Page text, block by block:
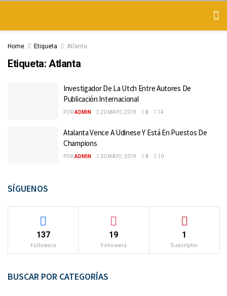
Home Etiqueta Atlanta
Etiqueta: Atlanta
Investigador De La Utch Entre Autores De
Publicación Internacional
PORADMIN 20 MAYO, 2019 0 14
Atalanta Vence A Udinese Y Está En Puestos De
Champions
PORADMIN 20 MAYO, 2019 0 10
SÍGUENOS
137
Followers
19
Followers
1
Suscriptor
BUSCAR POR CATEGORÍAS